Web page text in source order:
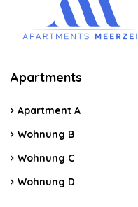
Apartments
Apartment A
Wohnung B
Wohnung C
Wohnung D